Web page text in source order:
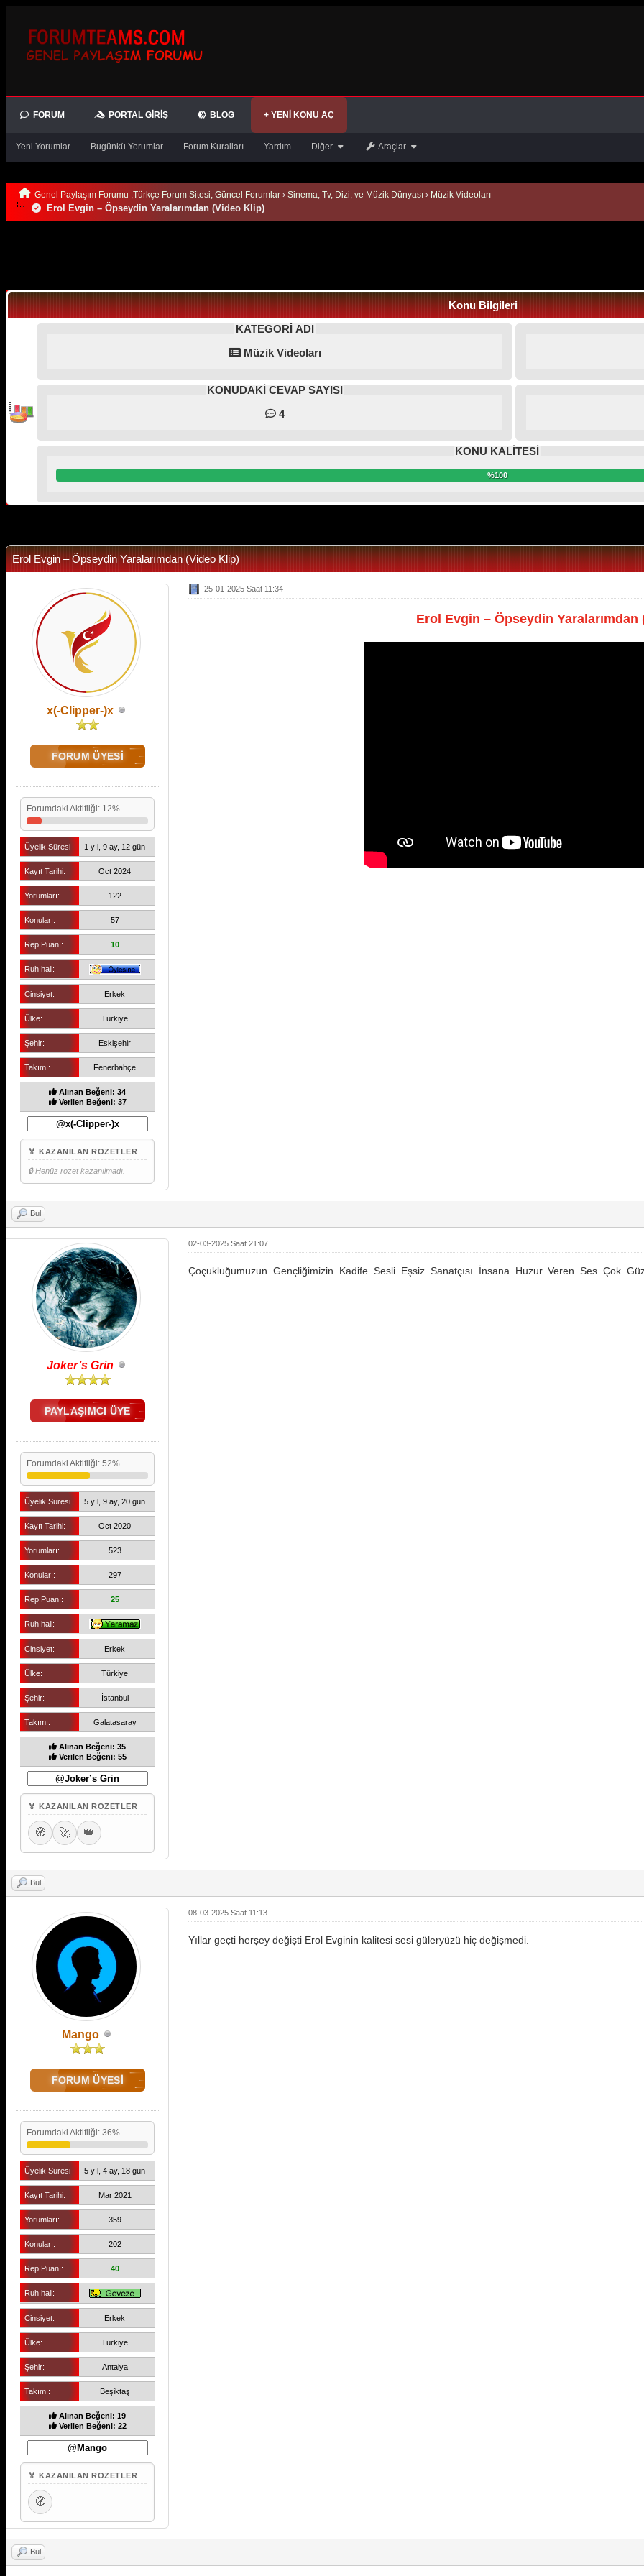
FORUM PORTAL GIRIŞ BLOG + YENI KONU AÇ
Yeni Yorumlar Bugünkü Yorumlar Forum Kuralları Yardım Diğer Araçlar
Genel Paylaşım Forumu ,Türkçe Forum Sitesi, Güncel Forumlar › Sinema, Tv, Dizi, ve Müzik Dünyası › Müzik Videoları
Erol Evgin – Öpseydin Yaralarımdan (Video Klip)
Konu Bilgileri
KATEGORİ ADI
Müzik Videoları
KONUDAKİ CEVAP SAYISI
4
KONU KALİTESİ
%100
Erol Evgin – Öpseydin Yaralarımdan (Video Klip)
x(-Clipper-)x
FORUM ÜYESİ
Forumdaki Aktifliği: 12%
Üyelik Süresi 1 yıl, 9 ay, 12 gün
Kayıt Tarihi: Oct 2024
Yorumları: 122
Konuları: 57
Rep Puanı: 10
Ruh hali:
Cinsiyet: Erkek
Ülke: Türkiye
Şehir: Eskişehir
Takımı: Fenerbahçe
Alınan Beğeni: 34
Verilen Beğeni: 37
🏅 KAZANILAN ROZETLER
🔒 Henüz rozet kazanılmadı.
25-01-2025 Saat 11:34
Erol Evgin – Öpseydin Yaralarımdan
Bul
Joker’s Grin
PAYLAŞIMCI ÜYE
Forumdaki Aktifliği: 52%
Üyelik Süresi 5 yıl, 9 ay, 20 gün
Kayıt Tarihi: Oct 2020
Yorumları: 523
Konuları: 297
Rep Puanı: 25
Ruh hali:
Cinsiyet: Erkek
Ülke: Türkiye
Şehir: İstanbul
Takımı: Galatasaray
Alınan Beğeni: 35
Verilen Beğeni: 55
🏅 KAZANILAN ROZETLER
🧭 🚀 👑
02-03-2025 Saat 21:07
Çoçukluğumuzun. Gençliğimizin. Kadife. Sesli. Eşsiz. Sanatçısı. İnsana. Huzur. Veren. Ses. Çok.
Bul
Mango
FORUM ÜYESİ
Forumdaki Aktifliği: 36%
Üyelik Süresi 5 yıl, 4 ay, 18 gün
Kayıt Tarihi: Mar 2021
Yorumları: 359
Konuları: 202
Rep Puanı: 40
Ruh hali:
Cinsiyet: Erkek
Ülke: Türkiye
Şehir: Antalya
Takımı: Beşiktaş
Alınan Beğeni: 19
Verilen Beğeni: 22
🏅 KAZANILAN ROZETLER
🧭
08-03-2025 Saat 11:13
Yıllar geçti herşey değişti Erol Evginin kalitesi sesi güleryüzü hiç değişmedi.
Bul